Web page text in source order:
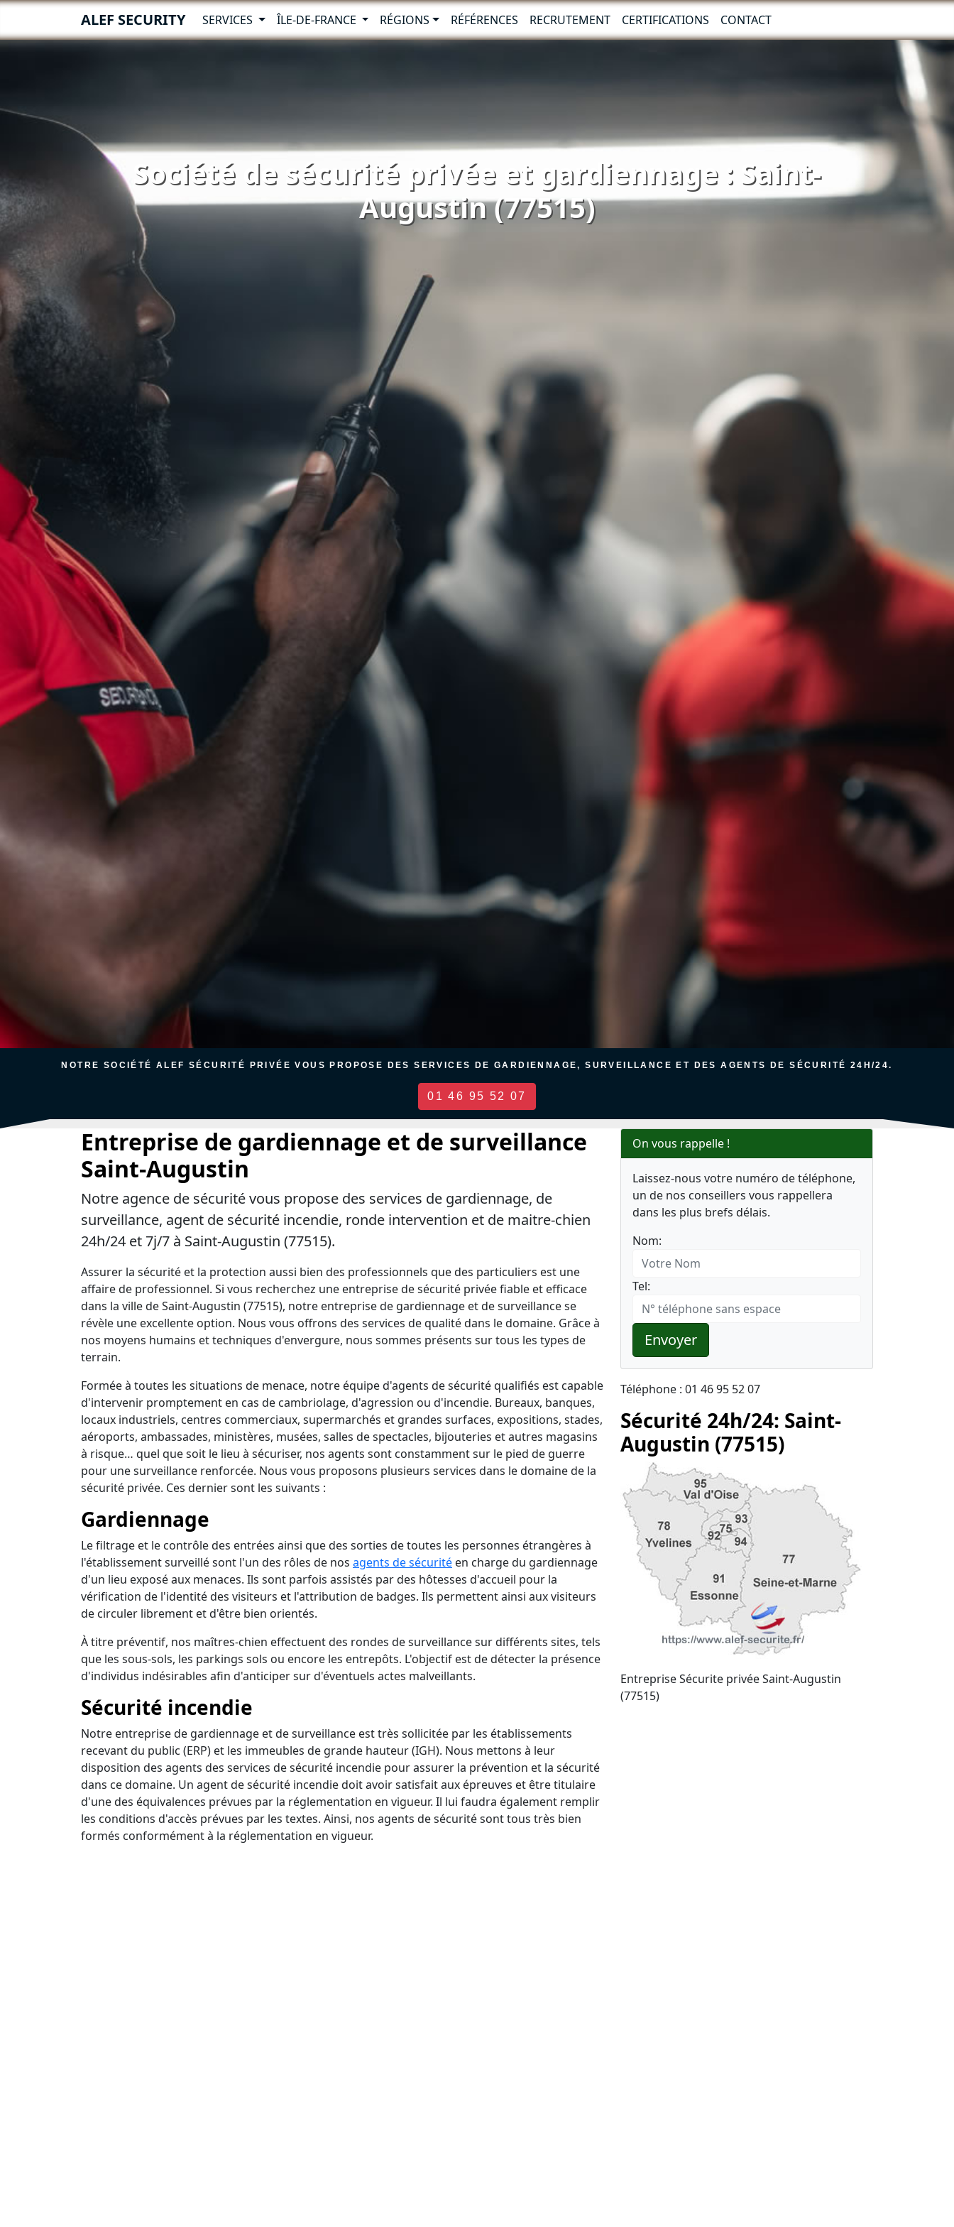
ALEF SECURITY SERVICES ÎLE-DE-FRANCE RÉGIONS RÉFÉRENCES RECRUTEMENT CERTIFICATIONS CONTACT
Société de sécurité privée et gardiennage : Saint-
Augustin (77515)
NOTRE SOCIÉTÉ ALEF SÉCURITÉ PRIVÉE VOUS PROPOSE DES SERVICES DE GARDIENNAGE, SURVEILLANCE ET DES AGENTS DE SÉCURITÉ 24H/24.
01 46 95 52 07
Entreprise de gardiennage et de surveillance
Saint-Augustin
Notre agence de sécurité vous propose des services de gardiennage, de
surveillance, agent de sécurité incendie, ronde intervention et de maitre-chien
24h/24 et 7j/7 à Saint-Augustin (77515).
Assurer la sécurité et la protection aussi bien des professionnels que des particuliers est une
affaire de professionnel. Si vous recherchez une entreprise de sécurité privée fiable et efficace
dans la ville de Saint-Augustin (77515), notre entreprise de gardiennage et de surveillance se
révèle une excellente option. Nous vous offrons des services de qualité dans le domaine. Grâce à
nos moyens humains et techniques d'envergure, nous sommes présents sur tous les types de
terrain.
Formée à toutes les situations de menace, notre équipe d'agents de sécurité qualifiés est capable
d'intervenir promptement en cas de cambriolage, d'agression ou d'incendie. Bureaux, banques,
locaux industriels, centres commerciaux, supermarchés et grandes surfaces, expositions, stades,
aéroports, ambassades, ministères, musées, salles de spectacles, bijouteries et autres magasins
à risque… quel que soit le lieu à sécuriser, nos agents sont constamment sur le pied de guerre
pour une surveillance renforcée. Nous vous proposons plusieurs services dans le domaine de la
sécurité privée. Ces dernier sont les suivants :
Gardiennage
Le filtrage et le contrôle des entrées ainsi que des sorties de toutes les personnes étrangères à
l'établissement surveillé sont l'un des rôles de nos agents de sécurité en charge du gardiennage
d'un lieu exposé aux menaces. Ils sont parfois assistés par des hôtesses d'accueil pour la
vérification de l'identité des visiteurs et l'attribution de badges. Ils permettent ainsi aux visiteurs
de circuler librement et d'être bien orientés.
À titre préventif, nos maîtres-chien effectuent des rondes de surveillance sur différents sites, tels
que les sous-sols, les parkings sols ou encore les entrepôts. L'objectif est de détecter la présence
d'individus indésirables afin d'anticiper sur d'éventuels actes malveillants.
Sécurité incendie
Notre entreprise de gardiennage et de surveillance est très sollicitée par les établissements
recevant du public (ERP) et les immeubles de grande hauteur (IGH). Nous mettons à leur
disposition des agents des services de sécurité incendie pour assurer la prévention et la sécurité
dans ce domaine. Un agent de sécurité incendie doit avoir satisfait aux épreuves et être titulaire
d'une des équivalences prévues par la réglementation en vigueur. Il lui faudra également remplir
les conditions d'accès prévues par les textes. Ainsi, nos agents de sécurité sont tous très bien
formés conformément à la réglementation en vigueur.
On vous rappelle !
Laissez-nous votre numéro de téléphone,
un de nos conseillers vous rappellera
dans les plus brefs délais.
Nom:
Tel:
Envoyer
Téléphone : 01 46 95 52 07
Sécurité 24h/24: Saint-
Augustin (77515)
Entreprise Sécurite privée Saint-Augustin
(77515)